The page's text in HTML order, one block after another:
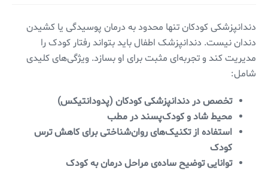
دندانپزشکی کودکان تنها محدود به درمان پوسیدگی یا کشیدن
دندان نیست. دندانپزشک اطفال باید بتواند رفتار کودک را
مدیریت کند و تجربه‌ای مثبت برای او بسازد. ویژگی‌های کلیدی
شامل:
تخصص در دندانپزشکی کودکان (پدودانتیکس)
محیط شاد و کودک‌پسند در مطب
استفاده از تکنیک‌های روان‌شناختی برای کاهش ترس
کودک
توانایی توضیح ساده‌ی مراحل درمان به کودک